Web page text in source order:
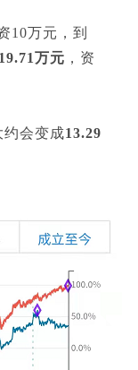
10万元，到
19.71万元 ，资
约会变成13.29